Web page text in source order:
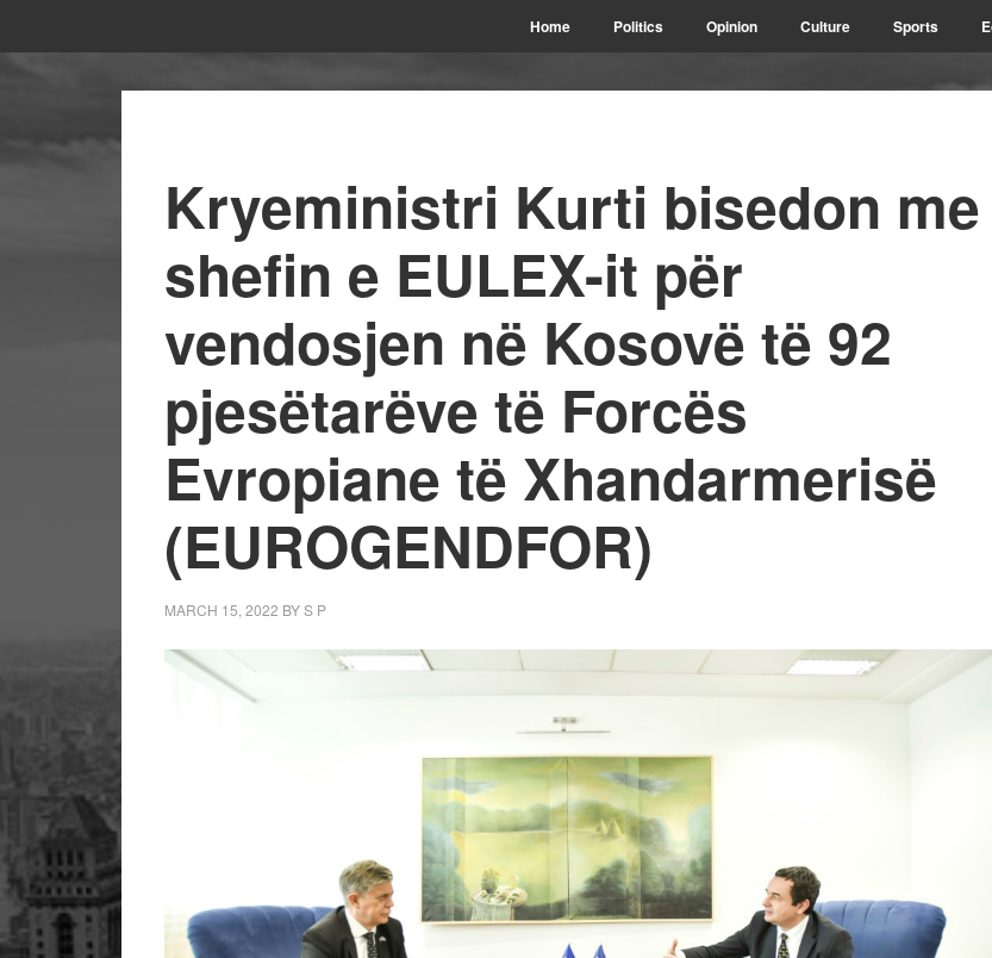
Home Politics Opinion Culture Sports
Kryeministri Kurti bisedon me
shefin e EULEX-it për
vendosjen në Kosovë të 92
pjesëtarëve të Forcës
Evropiane të Xhandarmerisë
(EUROGENDFOR)
MARCH 15, 2022 BYS P